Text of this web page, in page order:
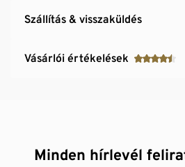
Szállítás & visszaküldés
Vásárlói értékelések
Minden hírlevél